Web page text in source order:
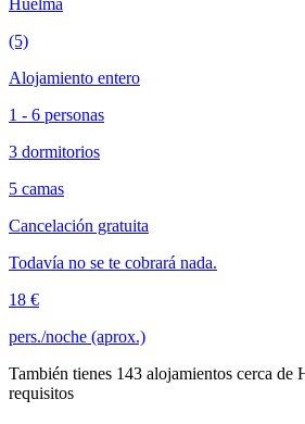
Huelma
(5)
Alojamiento entero
1 - 6 personas
3 dormitorios
5 camas
Cancelación gratuita
Todavía no se te cobrará nada.
18 €
pers./noche (aprox.)
También tienes 143 alojamientos cerca de
requisitos